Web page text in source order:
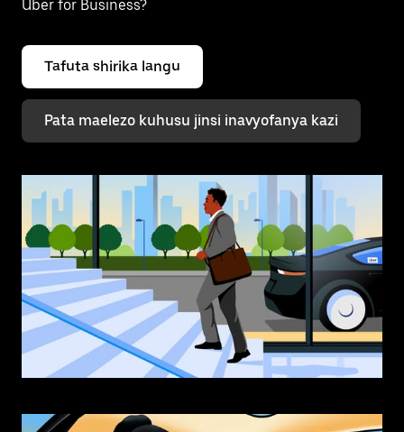
Uber for Business?
Tafuta shirika langu
Pata maelezo kuhusu jinsi inavyofanya kazi